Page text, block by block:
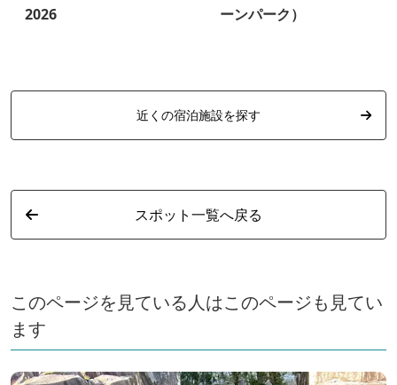
2026
ーンパーク）
近くの宿泊施設を探す
スポット一覧へ戻る
このページを見ている人はこのページも見てい
ます